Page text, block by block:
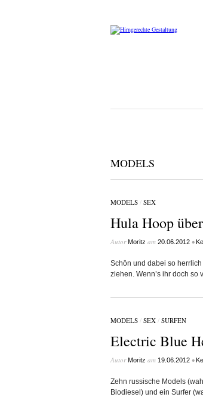
MODELS
MODELS/ SEX
Hula Hoop
AutorMoritz am 20.06.2012 •
Schön und dabei so
ziehen. Wenn’s ihr doch so
MODELS/ SEX/ SURFEN
Electric Blue
AutorMoritz am 19.06.2012 •
Zehn russische Models
Biodiesel) und ein Surfer